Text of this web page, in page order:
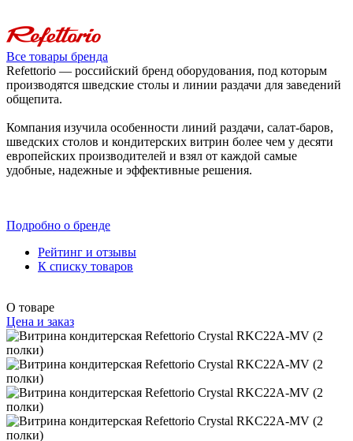
Все товары бренда
Refettorio — российский бренд оборудования, под которым
производятся шведские столы и линии раздачи для заведений
общепита.
Компания изучила особенности линий раздачи, салат-баров,
шведских столов и кондитерских витрин более чем у десяти
европейских производителей и взял от каждой самые
удобные, надежные и эффективные решения.
Подробно о бренде
Рейтинг и отзывы
К списку товаров
О товаре
Цена и заказ